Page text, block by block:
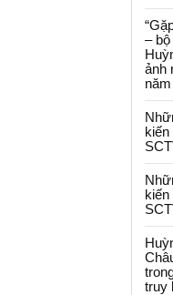
–
ảnh
kiến
kiến
truy